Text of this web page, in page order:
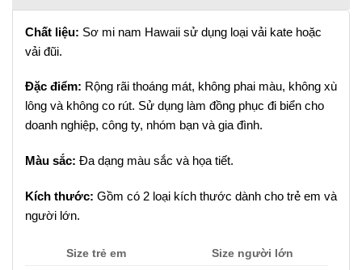
Chất liệu: Sơ mi nam Hawaii sử dụng loại vải kate hoặc
vải đũi.
Đặc điểm: Rộng rãi thoáng mát, không phai màu, không xù
lông và không co rút. Sử dụng làm đồng phục đi biển cho
doanh nghiệp, công ty, nhóm bạn và gia đình.
Màu sắc: Đa dạng màu sắc và họa tiết.
Kích thước: Gồm có 2 loại kích thước dành cho trẻ em và
người lớn.
Size trẻ em
Size người lớn